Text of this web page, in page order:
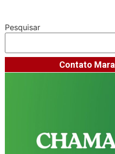
Pesquisar
Contato